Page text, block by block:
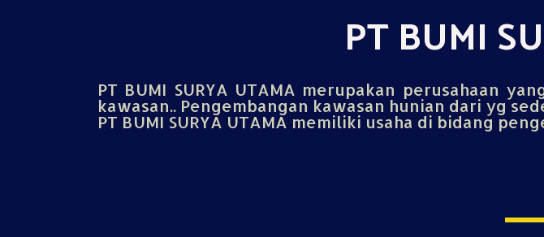
PT BUMI
PT BUMI SURYA UTAMA merupakan perusahaan
kawasan.. Pengembangan kawasan hunian dari yg
PT BUMI SURYA UTAMA memiliki usaha di bidang